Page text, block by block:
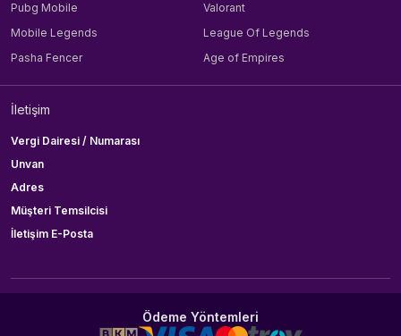
Pubg Mobile
Valorant
Mobile Legends
League Of Legends
Pasha Fencer
Age of Empires
İletişim
Vergi Dairesi / Numarası
Unvan
Adres
Müşteri Temsilcisi
İletişim E-Posta
Ödeme Yöntemleri